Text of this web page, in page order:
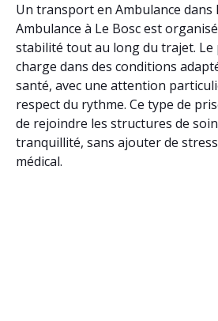
Un transport en Ambulance dans
Ambulance à Le Bosc est
stabilité tout au long du trajet.
charge dans des conditions
santé, avec une attention
respect du rythme. Ce type de
de rejoindre les structures de
tranquillité, sans ajouter de
médical.